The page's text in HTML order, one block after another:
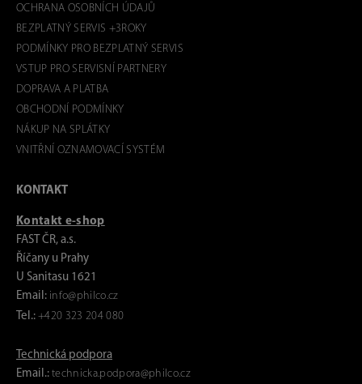
OCHRANA OSOBNÍCH ÚDAJŮ
BEZPLATNÝ SERVIS +3ROKY
PODMÍNKY PRO BEZPLATNÝ SERVIS
VSTUP PRO SERVISNÍ PARTNERY
DOPRAVA A PLATBA
OBCHODNÍ PODMÍNKY
NÁKUP NA SPLÁTKY
VNITŘNÍ OZNAMOVACÍ SYSTÉM
KONTAKT
Kontakt e-shop
FAST ČR, a.s.
Říčany u Prahy
U Sanitasu 1621
Email: info@philco.cz
Tel.: +420 323 204 080
Technická podpora
Email.: technicka.podpora@philco.cz